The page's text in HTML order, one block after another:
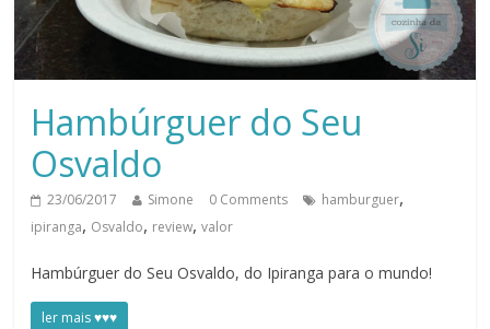
Hambúrguer do Seu
Osvaldo
23/06/2017 Simone 0 Comments hamburguer,
ipiranga, Osvaldo, review,valor
Hambúrguer do Seu Osvaldo, do Ipiranga para o mundo!
ler mais ♥♥♥